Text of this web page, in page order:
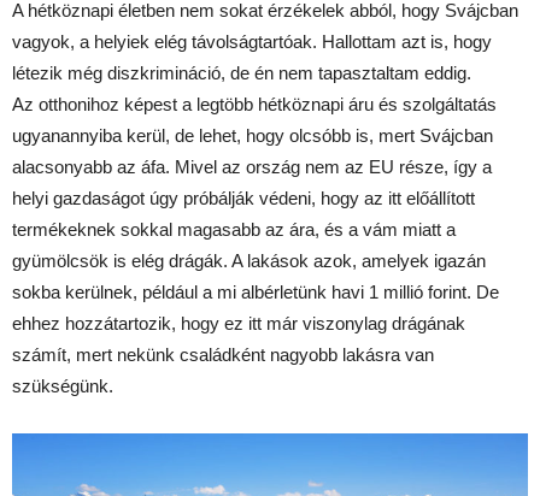
A hétköznapi életben nem sokat érzékelek abból, hogy Svájcban
vagyok, a helyiek elég távolságtartóak. Hallottam azt is, hogy
létezik még diszkrimináció, de én nem tapasztaltam eddig.
Az otthonihoz képest a legtöbb hétköznapi áru és szolgáltatás
ugyanannyiba kerül, de lehet, hogy olcsóbb is, mert Svájcban
alacsonyabb az áfa. Mivel az ország nem az EU része, így a
helyi gazdaságot úgy próbálják védeni, hogy az itt előállított
termékeknek sokkal magasabb az ára, és a vám miatt a
gyümölcsök is elég drágák. A lakások azok, amelyek igazán
sokba kerülnek, például a mi albérletünk havi 1 millió forint. De
ehhez hozzátartozik, hogy ez itt már viszonylag drágának
számít, mert nekünk családként nagyobb lakásra van
szükségünk.